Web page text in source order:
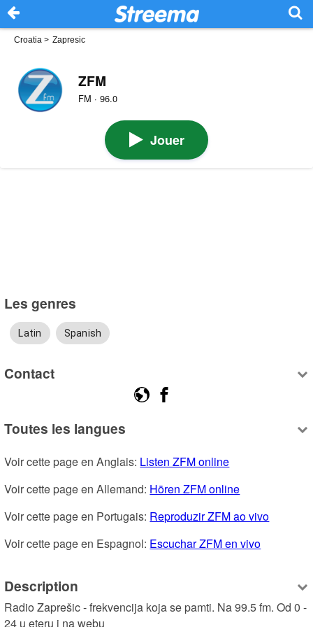
Croatia > Zapresic
ZFM
FM · 96.0
Jouer
Les genres
Latin Spanish
Contact
Toutes les langues
Voir cette page en Anglais: Listen ZFM online
Voir cette page en Allemand: Hören ZFM online
Voir cette page en Portugais: Reproduzir ZFM ao vivo
Voir cette page en Espagnol: Escuchar ZFM en vivo
Description
Radio Zaprešic - frekvencija koja se pamti. Na 99.5 fm. Od 0 -
24 u eteru i na webu